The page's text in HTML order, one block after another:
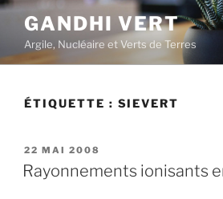
Aller
contenu
principal
GANDHI VERT
Argile, Nucléaire et Verts de Terres
ÉTIQUETTE : SIEVERT
PUBLIÉ
LE
22 MAI 2008
Rayonnements ionisants